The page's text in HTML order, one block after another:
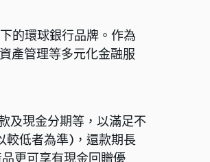
的環球銀行品牌。作為
產管理等多元化金融服
及現金分期等，以滿足不
較低者為準)，還款期長
更可享有現金回贈優